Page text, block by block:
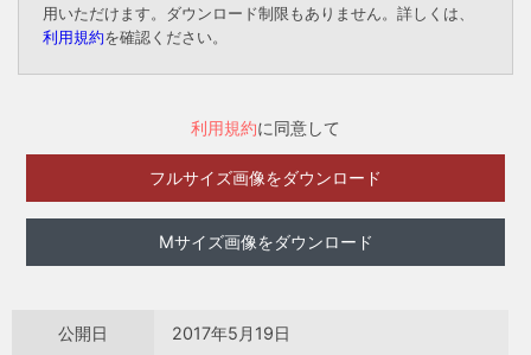
用いただけます。ダウンロード制限もありません。詳しくは、
利用規約を確認ください。
利用規約に同意して
フルサイズ画像をダウンロード
Mサイズ画像をダウンロード
公開日 2017年5月19日